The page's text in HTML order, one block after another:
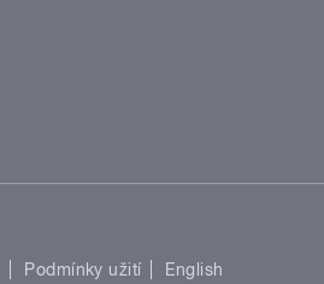
Podmínky užití English